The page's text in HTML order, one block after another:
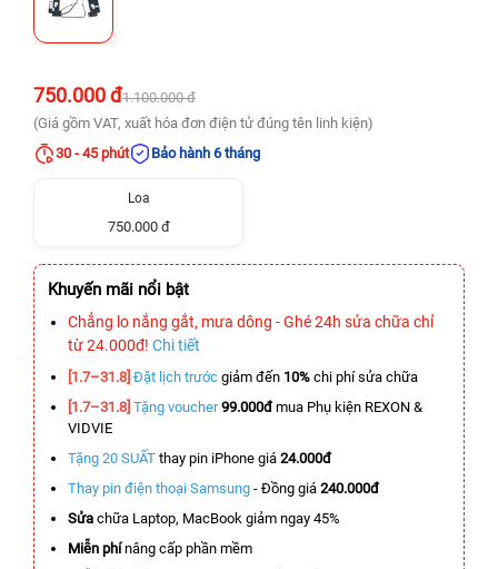
750.000 đ1.100.000 đ
(Giá gồm VAT, xuất hóa đơn điện tử đúng tên linh kiện)
30 - 45 phút
Bảo hành 6 tháng
Loa
750.000 đ
Khuyến mãi nổi bật
Chẳng lo nắng gắt, mưa dông - Ghé 24h sửa chữa chỉ
từ 24.000đ! Chi tiết
[1.7–31.8] Đặt lịch trước giảm đến 10% chi phí sửa chữa
[1.7–31.8] Tặng voucher 99.000đmua Phụ kiện REXON &
VIDVIE
Tặng 20 SUẤT thay pin iPhone giá 24.000đ
Thay pin điện thoại Samsung - Đồng giá 240.000đ
Sửa chữa Laptop, MacBook giảm ngay 45%
Miễn phínâng cấp phần mềm